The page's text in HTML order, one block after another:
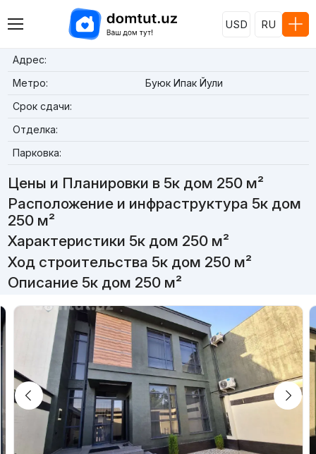
USD RU
Адрес:
Метро:
Буюк Ипак Йули
Срок сдачи:
Отделка:
Парковка:
Цены и Планировки в 5к дом 250 м²
Расположение и инфраструктура 5к дом
250 м²
Характеристики 5к дом 250 м²
Ход строительства 5к дом 250 м²
Описание 5к дом 250 м²